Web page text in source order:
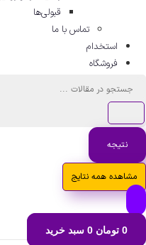
قبولی‌ها
تماس با ما
استخدام
فروشگاه
نتیجه
مشاهده همه نتایج
0 تومان 0 سبد خرید